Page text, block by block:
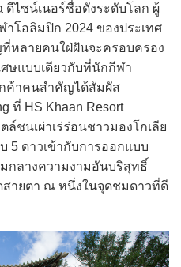
ดีไซน์เนอร์ชื่อดังระดับโลก ผู้
โอลิมปิก 2024 ของประเทศ
หลายคนใฝ่ฝันจะครอบครอง
ศษแบบเดียวกับที่นักกีฬา
ค้าคนสำคัญได้สัมผัส
ที่ HS Khaan Resort
ล์ชนเผ่าเร่ร่อนชาวมองโกเลีย
5 ดาวเข้ากับการออกแบบ
กลางความงามอันบริสุทธิ์
ายตา ณ หนึ่งในจุดชมดาวที่ดี